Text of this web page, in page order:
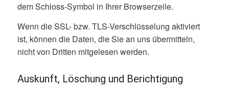
dem Schloss-Symbol in Ihrer Browserzeile.
Wenn die SSL- bzw. TLS-Verschlüsselung aktiviert
ist, können die Daten, die Sie an uns übermitteln,
nicht von Dritten mitgelesen werden.
Auskunft, Löschung und Berichtigung